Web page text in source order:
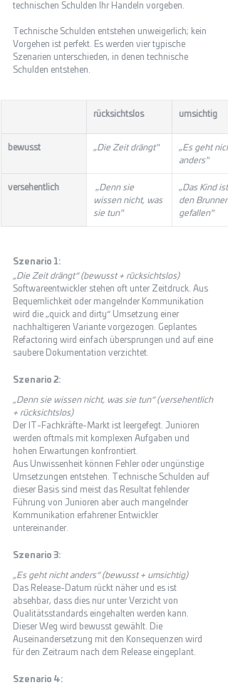
technischen Schulden Ihr Handeln vorgeben.
Technische Schulden entstehen unweigerlich; kein
Vorgehen ist perfekt. Es werden vier typische
Szenarien unterschieden, in denen technische
Schulden entstehen.
rücksichtslos umsichtig
bewusst „Die Zeit drängt" ​„Es geht
anders"
​versehentlich ​ „Denn sie
wissen nicht, was
sie tun"
„Das Kind ist
den Brunnen
gefallen"
Szenario 1:
„Die Zeit drängt“ (bewusst + rücksichtslos)
Softwareentwickler stehen oft unter Zeitdruck. Aus
Bequemlichkeit oder mangelnder Kommunikation
wird die „quick and dirty“ Umsetzung einer
nachhaltigeren Variante vorgezogen. Geplantes
Refactoring wird einfach übersprungen und auf eine
saubere Dokumentation verzichtet.
Szenario 2:
„Denn sie wissen nicht, was sie tun“ (versehentlich
+ rücksichtslos)
Der IT-Fachkräfte-Markt ist leergefegt. Junioren
werden oftmals mit komplexen Aufgaben und
hohen Erwartungen konfrontiert.
Aus Unwissenheit können Fehler oder ungünstige
Umsetzungen entstehen. Technische Schulden auf
dieser Basis sind meist das Resultat fehlender
Führung von Junioren aber auch mangelnder
Kommunikation erfahrener Entwickler
untereinander.
Szenario 3:
„Es geht nicht anders“ (bewusst + umsichtig)
Das Release-Datum rückt näher und es ist
absehbar, dass dies nur unter Verzicht von
Qualitätsstandards eingehalten werden kann.
Dieser Weg wird bewusst gewählt. Die
Auseinandersetzung mit den Konsequenzen wird
für den Zeitraum nach dem Release eingeplant.
Szenario 4: